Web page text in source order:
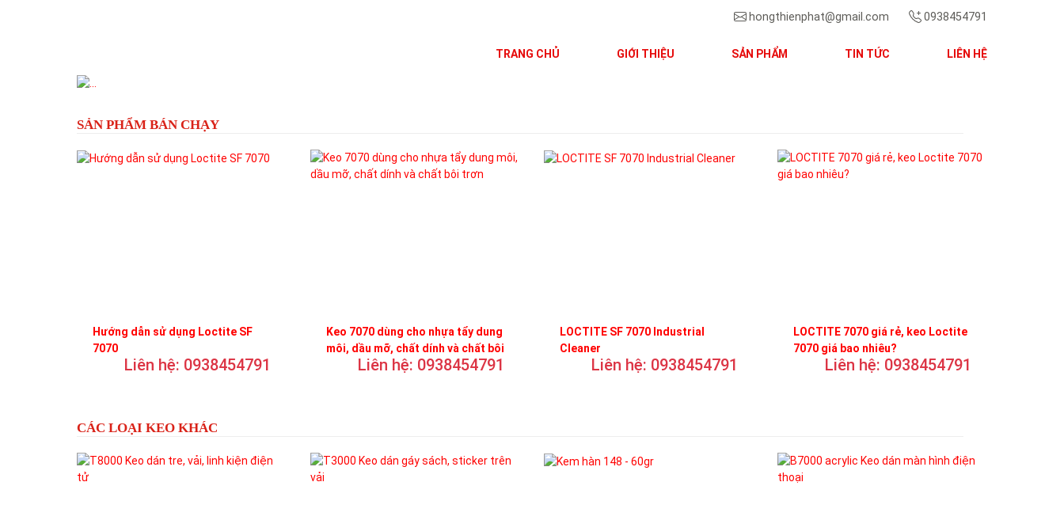
hongthienphat@gmail.com 0938454791
TRANG CHỦ GIỚI THIỆU SẢN PHẨM TIN TỨC LIÊN HỆ
SẢN PHẨM BÁN CHẠY
Hướng dẫn sử dụng Loctite SF
7070
Liên hệ: 0938454791
Keo 7070 dùng cho nhựa tẩy dung
môi, dầu mỡ, chất dính và chất bôi
Liên hệ: 0938454791
LOCTITE SF 7070 Industrial
Cleaner
Liên hệ: 0938454791
LOCTITE 7070 giá rẻ, keo Loctite
7070 giá bao nhiêu?
Liên hệ: 0938454791
CÁC LOẠI KEO KHÁC